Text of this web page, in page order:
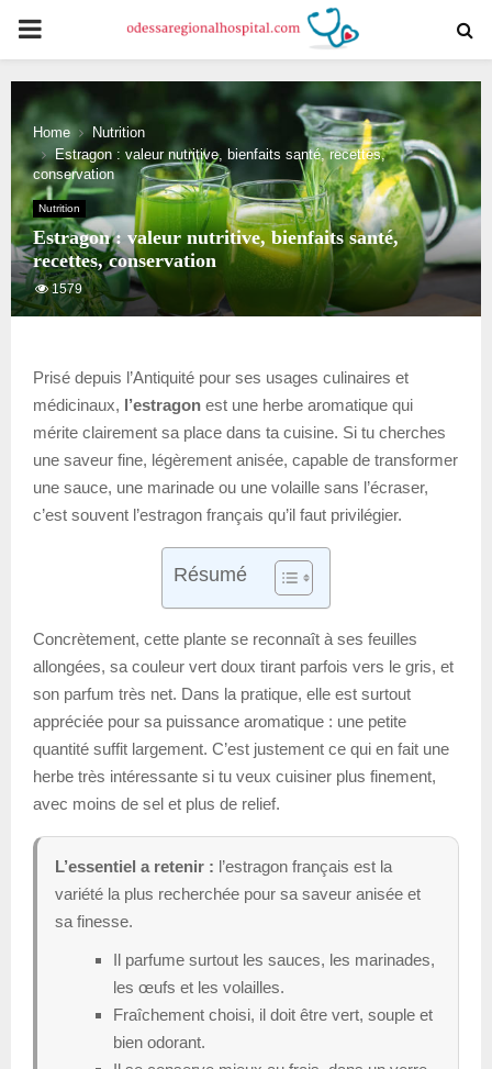
PRIMARY
MENU
Home
Nutrition
Estragon : valeur nutritive, bienfaits santé, recettes,
conservation
Nutrition
Estragon : valeur nutritive, bienfaits santé,
recettes, conservation
1579
Prisé depuis l’Antiquité pour ses usages culinaires et
médicinaux, l’estragon est une herbe aromatique qui
mérite clairement sa place dans ta cuisine. Si tu cherches
une saveur fine, légèrement anisée, capable de transformer
une sauce, une marinade ou une volaille sans l’écraser,
c’est souvent l’estragon français qu’il faut privilégier.
Résumé
Concrètement, cette plante se reconnaît à ses feuilles
allongées, sa couleur vert doux tirant parfois vers le gris, et
son parfum très net. Dans la pratique, elle est surtout
appréciée pour sa puissance aromatique : une petite
quantité suffit largement. C’est justement ce qui en fait une
herbe très intéressante si tu veux cuisiner plus finement,
avec moins de sel et plus de relief.
L’essentiel a retenir : l’estragon français est la
variété la plus recherchée pour sa saveur anisée et
sa finesse.
Il parfume surtout les sauces, les marinades,
les œufs et les volailles.
Fraîchement choisi, il doit être vert, souple et
bien odorant.